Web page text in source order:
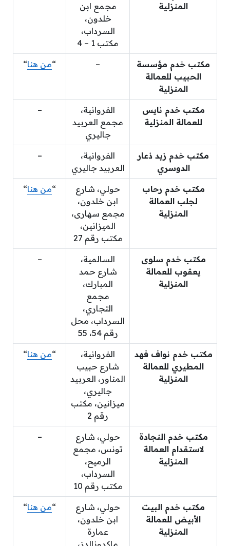
المنزلية
مجمع ابن
خلدون،
السرداب،
مكتب 1 – 4
مكتب خدم مؤسسة
الحبيب للعمالة
المنزلية
–
“من هنا“
مكتب خدم نايس
للعمالة المنزلية
الفروانية،
مجمع العربيد
جاليري
–
مكتب خدم زيد ذعار
الدوسري
الفروانية،
العربيد جاليري
–
مكتب خدم رحاب
لجلب العمالة
المنزلية
حولي، شارع
ابن خلدون،
مجمع سهارى،
الميزانين،
مكتب رقم 27
“من هنا“
مكتب خدم سلوى
يعقوب للعمالة
المنزلية
السالمية،
شارع حمد
المبارك،
مجمع
التجاري،
السرداب، محل
رقم 54، 55
–
مكتب خدم نواف فهد
المطيري للعمالة
المنزلية
الفروانية،
شارع حبيب
المناور، العربيد
جاليري،
ميزانين، مكتب
رقم 2
“من هنا“
مكتب خدم النجادة
لاستقدام العمالة
المنزلية
حولي، شارع
تونس، مجمع
الرميح،
السرداب،
مكتب رقم 10
–
مكتب خدم البيت
الأبيض للعمالة
المنزلية
حولي، شارع
ابن خلدون،
عمارة
“من هنا“